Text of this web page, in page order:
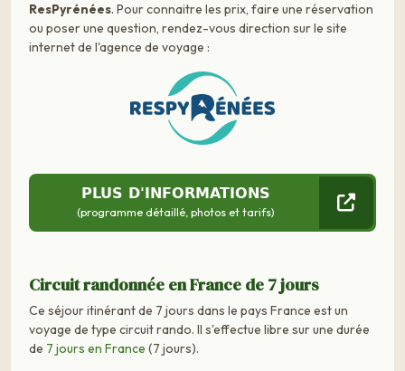
ResPyrénées. Pour connaitre les prix, faire une réservation
ou poser une question, rendez-vous direction sur le site
internet de l'agence de voyage :
PLUS D'INFORMATIONS
(programme détaillé, photos et tarifs)
Circuit randonnée en France de 7 jours
Ce séjour itinérant de 7 jours dans le pays France est un
voyage de type circuit rando. Il s'effectue libre sur une durée
de 7 jours en France (7 jours).